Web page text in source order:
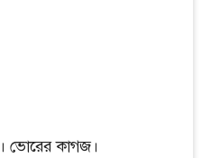
ভোরের কাগজ।